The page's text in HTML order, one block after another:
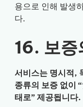
용으로 인해 발생
다.
16. 보증
서비스는 명시적,
종류의 보증 없이
태로” 제공됩니다.